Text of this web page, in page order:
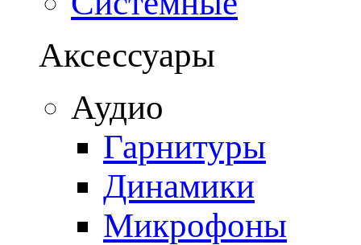
Аксессуары
Аудио
Гарнитуры
Динамики
Микрофоны